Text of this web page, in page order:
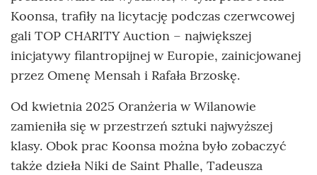
Koonsa, trafiły na licytację podczas czerwcowej
gali TOP CHARITY Auction – największej
inicjatywy filantropijnej w Europie, zainicjowanej
przez Omenę Mensah i Rafała Brzoskę.
Od kwietnia 2025 Oranżeria w Wilanowie
zamieniła się w przestrzeń sztuki najwyższej
klasy. Obok prac Koonsa można było zobaczyć
także dzieła Niki de Saint Phalle, Tadeusza